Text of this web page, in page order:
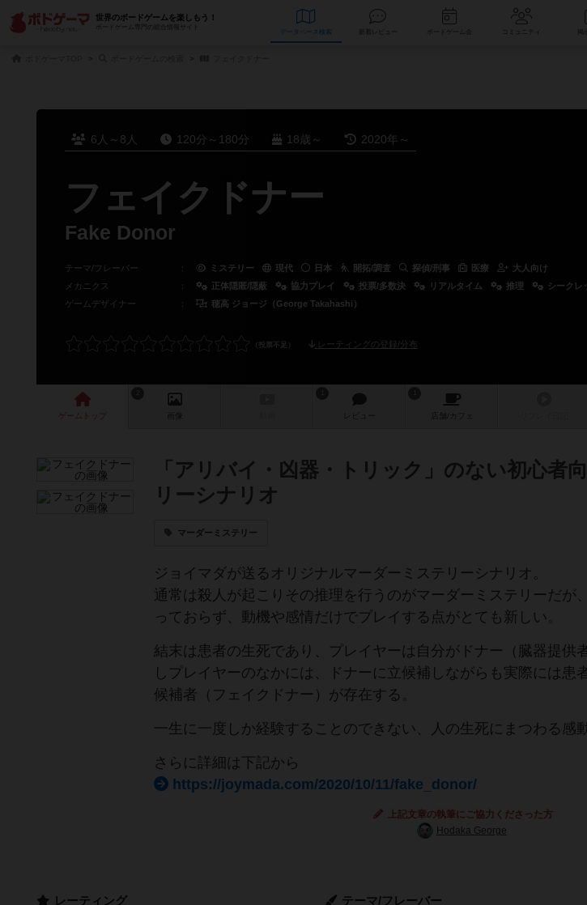
世界のボードゲームを楽しもう！
ボードゲーム専門の総合情報サイト
データベース コミュニ
6人～8人 120分～180分 18歳～ 2020年～
フェイクドナー
Fake Donor
テーマ/フレーバー ： ミステリー 現代 日本 開拓/調査 探偵/刑事 医療
大人向け
メカニクス
： 正体隠匿/隠蔽 協力プレイ 投票/多数決 リアルタイム 推理 シークレ
ゲームデザイナー
： 穂高 ジョージ（George Takahashi）
レーティングの登録/分布
ゲーム 画像 レビュー 店舗/ カフェ
「アリバイ・凶器・トリック」のない初心者
リーシナリオ
マーダーミステリー
ジョイマダが送るオリジナルマーダーミステリーシナリオ。
通常は殺人が起こりその推理を行うのがマーダーミステリーだが
っておらず、動機や感情だけでプレイする点がとても新しい。
結末は患者の生死であり、プレイヤーは自分がドナー（臓器提供
しプレイヤーのなかには、ドナーに立候補しながらも実際には患
候補者（フェイクドナー）が存在する。
一生に一度しか経験することのできない、人の生死にまつわる感
さらに詳細は下記から
https://joymada.com/2020/10/11/fake_donor/
上記文章の執筆にご協力くださった方
Hodaka George
テーマ/フレーバー
レーティング